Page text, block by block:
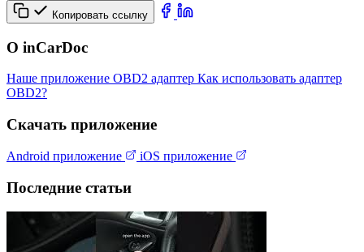
Копировать ссылку
О inCarDoc
Наше приложение OBD2 адаптер Как использовать адаптер
OBD2?
Скачать приложение
Android приложение iOS приложение
Последние статьи